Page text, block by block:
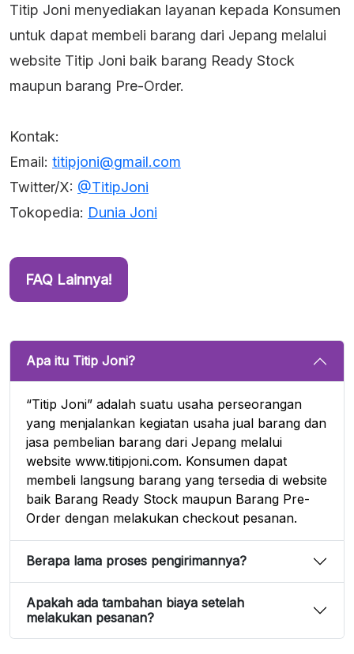
Titip Joni menyediakan layanan kepada Konsumen
untuk dapat membeli barang dari Jepang melalui
website Titip Joni baik barang Ready Stock
maupun barang Pre-Order.
Kontak:
Email: titipjoni@gmail.com
Twitter/X: @TitipJoni
Tokopedia: Dunia Joni
FAQ Lainnya!
Apa itu Titip Joni?
“Titip Joni” adalah suatu usaha perseorangan
yang menjalankan kegiatan usaha jual barang dan
jasa pembelian barang dari Jepang melalui
website www.titipjoni.com. Konsumen dapat
membeli langsung barang yang tersedia di website
baik Barang Ready Stock maupun Barang Pre-
Order dengan melakukan checkout pesanan.
Berapa lama proses pengirimannya?
Apakah ada tambahan biaya setelah
melakukan pesanan?